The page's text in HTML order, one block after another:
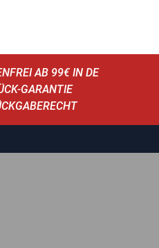
AB 99€ IN DE
GARANTIE